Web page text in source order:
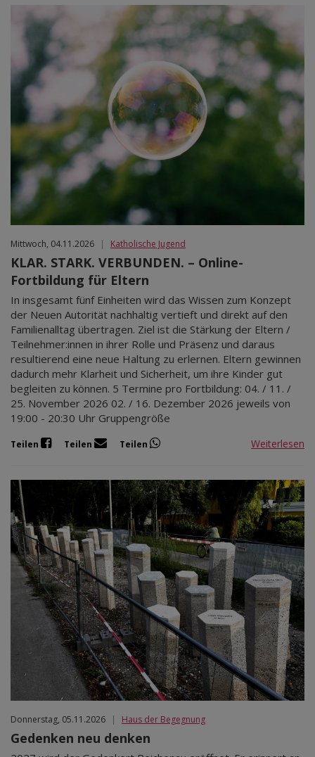
Mittwoch, 04.11.2026 | Katholische Jugend
KLAR. STARK. VERBUNDEN. – Online-
Fortbildung für Eltern
In insgesamt fünf Einheiten wird das Wissen zum Konzept
der Neuen Autorität nachhaltig vertieft und direkt auf den
Familienalltag übertragen. Ziel ist die Stärkung der Eltern /
Teilnehmer:innen in ihrer Rolle und Präsenz und daraus
resultierend eine neue Haltung zu erlernen. Eltern gewinnen
dadurch mehr Klarheit und Sicherheit, um ihre Kinder gut
begleiten zu können. 5 Termine pro Fortbildung: 04. / 11. /
25. November 2026 02. / 16. Dezember 2026 jeweils von
19:00 - 20:30 Uhr Gruppengröße
Teilen Teilen Teilen Weiterlesen
Donnerstag, 05.11.2026 | Haus der Begegnung
Gedenken neu denken